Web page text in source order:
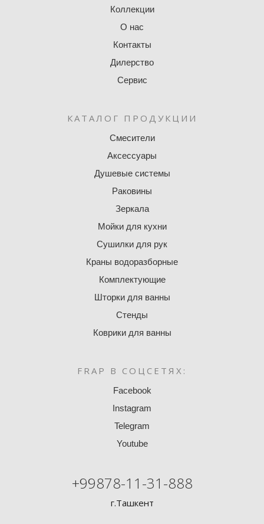
Коллекции
О нас
Контакты
Дилерство
Сервис
КАТАЛОГ ПРОДУКЦИИ
Смесители
Аксессуары
Душевые системы
Раковины
Зеркала
Мойки для кухни
Сушилки для рук
Краны водоразборные
Комплектующие
Шторки для ванны
Стенды
Коврики для ванны
FRAP В СОЦСЕТЯХ:
Facebook
Instagram
Telegram
Youtube
+99878-11-31-888
г.Ташкент